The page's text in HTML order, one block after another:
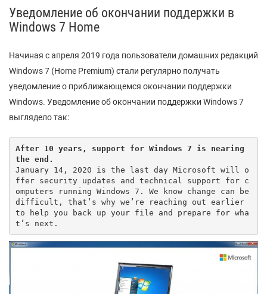
Уведомление об окончании поддержки в
Windows 7 Home
Начиная с апреля 2019 года пользователи домашних редакций
Windows 7 (Home Premium) стали регулярно получать
уведомление о приближающемся окончании поддержки
Windows. Уведомление об окончании поддержки Windows 7
выглядело так:
After 10 years, support for Windows 7 is nearing
the end.
January 14, 2020 is the last day Microsoft will o
ffer security updates and technical support for c
omputers running Windows 7. We know change can be
difficult, that’s why we’re reaching out earlier
to help you back up your file and prepare for wha